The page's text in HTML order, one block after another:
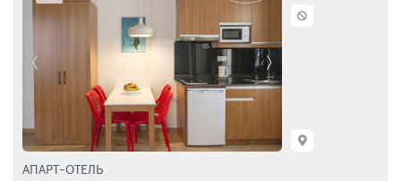
АПАРТ-ОТЕЛЬ